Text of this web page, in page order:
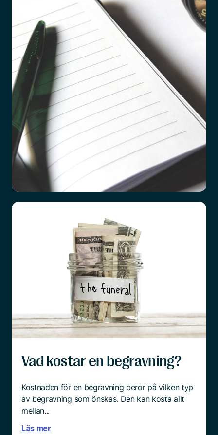
Checklista vid dödsfall
Det är ett hårt slag att förlora en närstående
familjemedlem, oavsett vad orsaken är. Hur
förberedda vi än tror att vi är, till exempel efter
en lång tids sjukdom hos den anhörige, så är det
överrumplande och chockartat.
Och mitt i sorgen är det ingen enkel sak att börja
tänka praktiskt.
Läs mer
Vad kostar en begravning?
Kostnaden för en begravning beror på vilken typ
av begravning som önskas. Den kan kosta allt
mellan...
Läs mer